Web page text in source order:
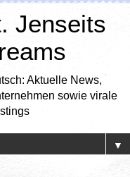
Jenseits
Aktuelle News,
sowie virale
▼